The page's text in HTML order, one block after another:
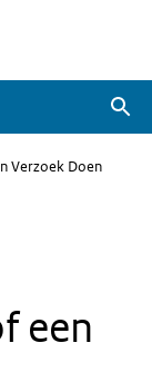
Verzoek Doen
een